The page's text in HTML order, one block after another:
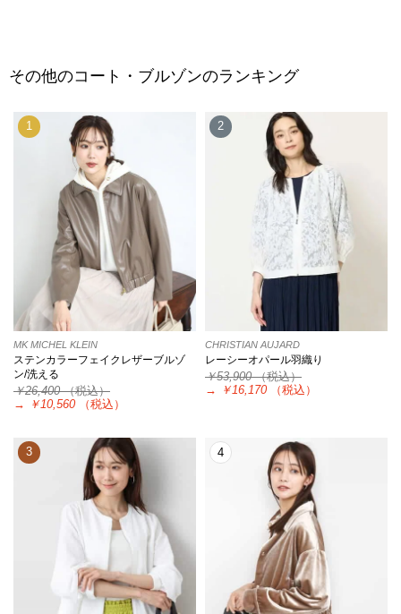
その他のコート・ブルゾンのランキング
1
MK MICHEL KLEIN
ステンカラーフェイクレザーブルゾ
ン/洗える
￥26,400（税込）
→
￥10,560 （税込）
2
CHRISTIAN AUJARD
レーシーオパール羽織り
￥53,900（税込）
→
￥16,170 （税込）
3 4